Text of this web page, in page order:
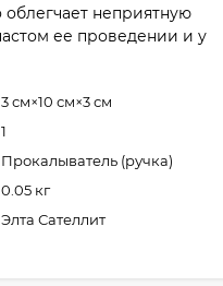
неприятную
ее проведении и у
3 см×10 см×3 см
1
Прокалыватель (ручка)
0.05 кг
Элта Сателлит